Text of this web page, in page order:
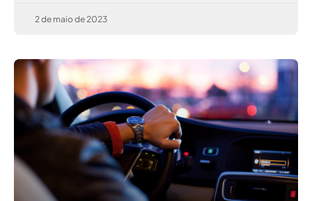
2 de maio de 2023